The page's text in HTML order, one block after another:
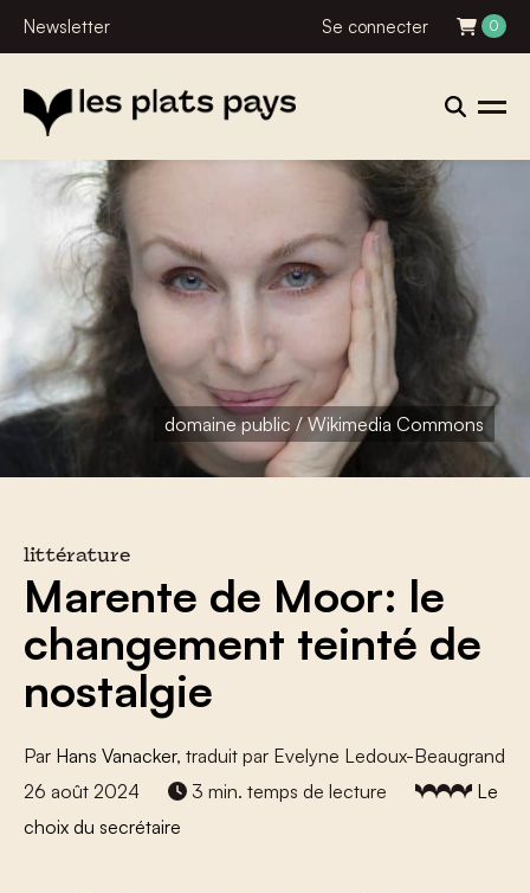
Newsletter Se connecter 0
domaine public / Wikimedia Commons
littérature
Marente de Moor: le
changement teinté de
nostalgie
Par Hans Vanacker, traduit par Evelyne Ledoux-Beaugrand
26 août 2024
3 min. temps de lecture
Le
choix du secrétaire